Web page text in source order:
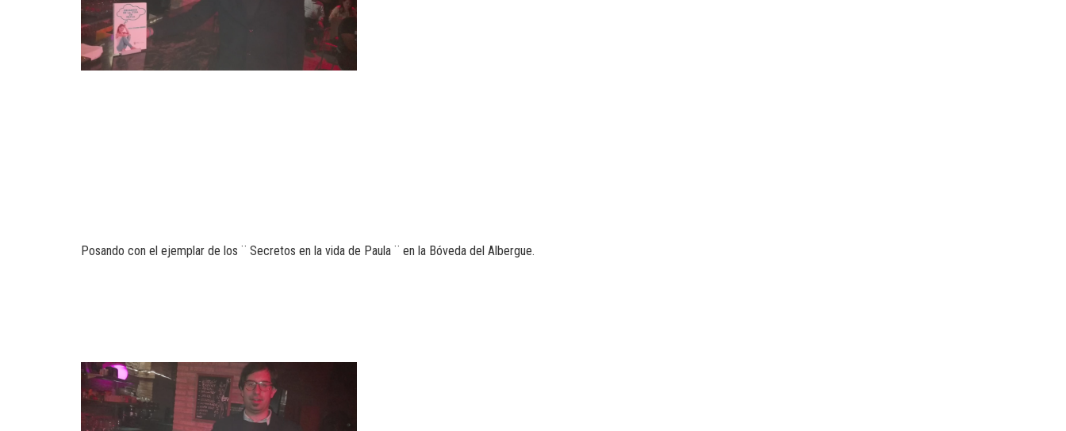
Posando con el ejemplar de los ¨ Secretos en la vida de Paula ¨ en la Bóveda del Albergue.